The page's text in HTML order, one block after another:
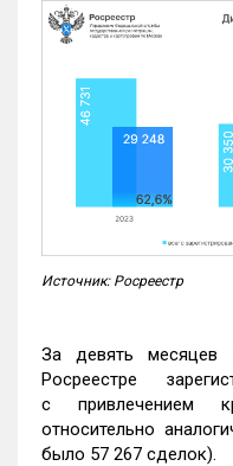
Источник: Росреестр
За девять месяцев
Росреестре
с привлечением
относительно
было 57 267 сделок).